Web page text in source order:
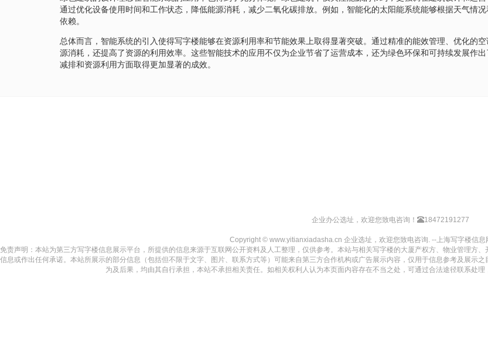
通过优化设备使用时间和工作状态，降低能源消耗，减少二氧化碳排放。例如，智能化的太阳能系统能够根据天气情
依赖。
总体而言，智能系统的引入使得写字楼能够在资源利用率和节能效果上取得显著突破。通过精准的能效管理、优化的
源消耗，还提高了资源的利用效率。这些智能技术的应用不仅为企业节省了运营成本，还为绿色环保和可持续发展作
减排和资源利用方面取得更加显著的成效。
企业办公选址，欢迎您致电咨询！ 18472191277
Copyright © www.yitianxiadasha.cn 企业选址，欢迎您致电咨询. --上海写字楼信
免责声明：本站为第三方写字楼信息展示平台，所提供的信息来源于互联网公开资料及人工整理，仅供参考。本站与相关写字楼的大厦产权方、物业管理方
信息或作出任何承诺。本站所展示的部分信息（包括但不限于文字、图片、联系方式等）可能来自第三方合作机构或广告展示内容，仅用于信息参考及展示
为及后果，均由其自行承担，本站不承担相关责任。如相关权利人认为本页面内容存在不当之处，可通过合法途径联系处